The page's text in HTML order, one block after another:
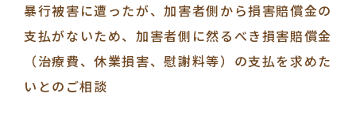
暴行被害に遭ったが、加害者側から損害賠償金の
支払がないため、加害者側に然るべき損害賠償金
（治療費、休業損害、慰謝料等）の支払を求めた
いとのご相談